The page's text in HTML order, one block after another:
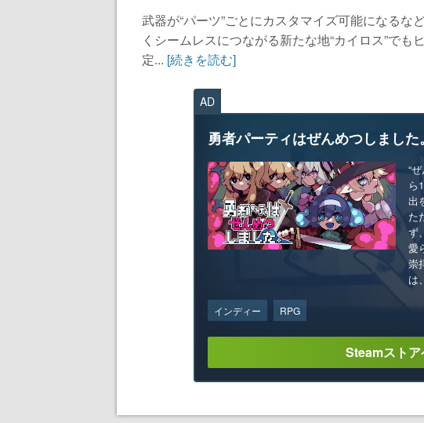
武器が“パーツ”ごとにカスタマイズ可能になる
くシームレスにつながる新たな地“カイロス”で
定... [続きを読む]
AD
勇者パーティはぜんめつしました。
“
ら
出
た
ず
愛
崇
は
インディー RPG
Steamスト